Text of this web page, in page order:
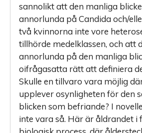
sannolikt att den manliga
annorlunda på Candida och/
två kvinnorna inte vore
tillhörde medelklassen, och att
annorlunda på den manliga
oifrågasatta rätt att definiera
Skulle en tillvaro vara möjlig
upplever osynligheten för den
blicken som befriande? I
inte vara så. Här är åldrandet i